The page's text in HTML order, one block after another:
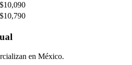
$10,090
$10,790
en México.